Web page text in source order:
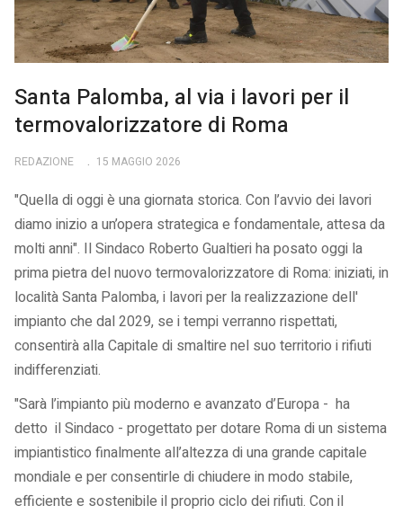
Santa Palomba, al via i lavori per il
termovalorizzatore di Roma
REDAZIONE 15 MAGGIO 2026
"Quella di oggi è una giornata storica. Con l’avvio dei lavori
diamo inizio a un’opera strategica e fondamentale, attesa da
molti anni". Il Sindaco Roberto Gualtieri ha posato oggi la
prima pietra del nuovo termovalorizzatore di Roma: iniziati, in
località Santa Palomba, i lavori per la realizzazione dell'
impianto che dal 2029, se i tempi verranno rispettati,
consentirà alla Capitale di smaltire nel suo territorio i rifiuti
indifferenziati.
"Sarà l’impianto più moderno e avanzato d’Europa - ha
detto il Sindaco - progettato per dotare Roma di un sistema
impiantistico finalmente all’altezza di una grande capitale
mondiale e per consentirle di chiudere in modo stabile,
efficiente e sostenibile il proprio ciclo dei rifiuti. Con il